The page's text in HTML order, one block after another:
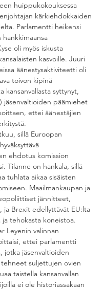
huippukokouksessa
kärkiehdokkaiden
Parlamentti heikensi
hankkimaansa
oli myös iskusta
kasvoille. Juuri
äänestysaktiviteetti oli
toivon kipinä
kansanvallasta syttynyt,
jäsenvaltioiden päämiehet
ettei äänestäjien
sillä Euroopan
ehdotus komission
Tilanne on hankala, sillä
tuhlata aikaa sisäisten
Maailmankaupan ja
jännitteet,
ja Brexit edellyttävät EU:lta
tehokasta koneistoa.
Leyenin valinnan
ettei parlamentti
jotka jäsenvaltioiden
suljettujen ovien
taistella kansanvallan
ei ole historiassakaan